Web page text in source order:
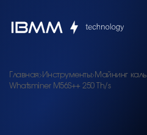
Главная Инструменты Майнинг
Whatsminer M56S++ 250 Th/s